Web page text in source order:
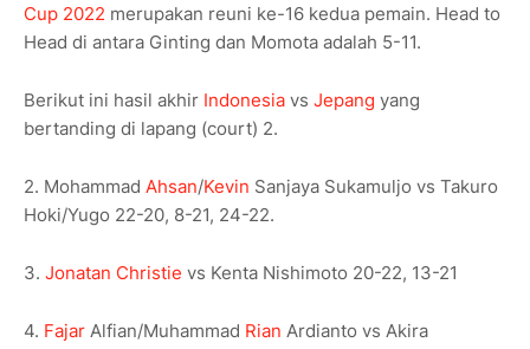
Cup 2022 merupakan reuni ke-16 kedua pemain. Head to
Head di antara Ginting dan Momota adalah 5-11.
Berikut ini hasil akhir Indonesia vs Jepang yang
bertanding di lapang (court) 2.
2. Mohammad Ahsan/Kevin Sanjaya Sukamuljo vs Takuro
Hoki/Yugo 22-20, 8-21, 24-22.
3. Jonatan Christie vs Kenta Nishimoto 20-22, 13-21
4. Fajar Alfian/Muhammad Rian Ardianto vs Akira